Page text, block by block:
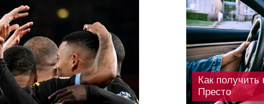
Как получить
Престо